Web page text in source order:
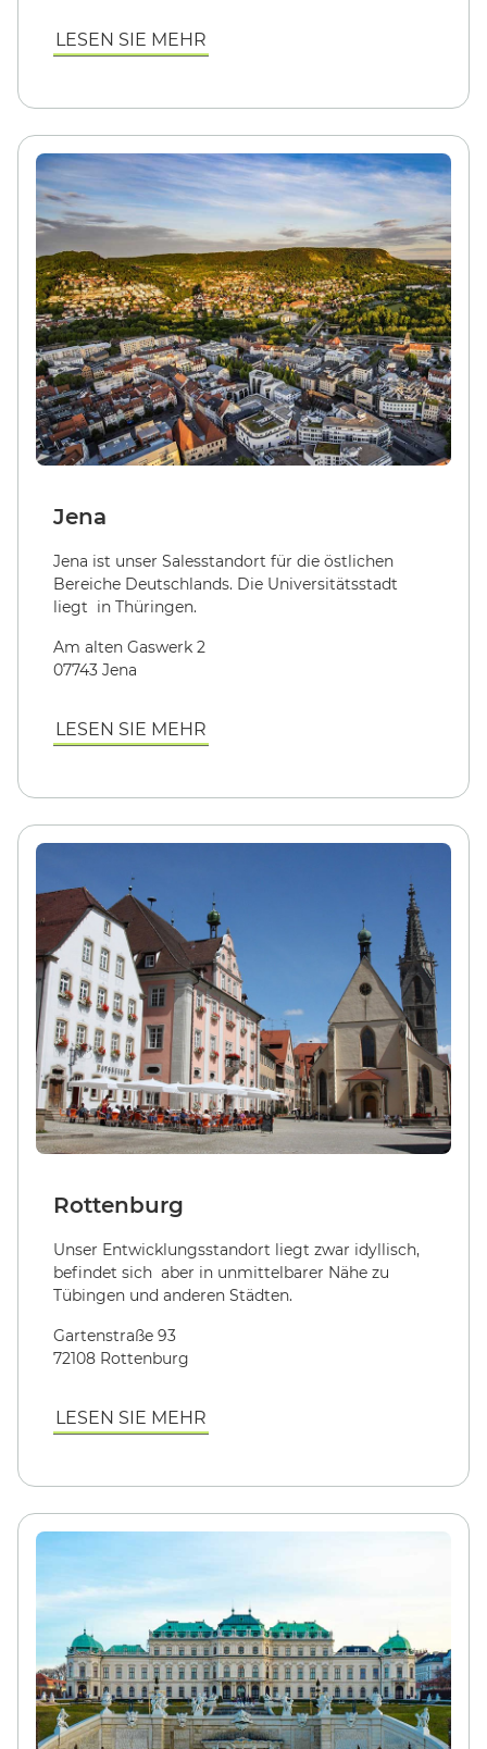
LESEN SIE MEHR
Jena
Jena ist unser Salesstandort für die östlichen
Bereiche Deutschlands. Die Universitätsstadt
liegt in Thüringen.
Am alten Gaswerk 2
07743 Jena
LESEN SIE MEHR
Rottenburg
Unser Entwicklungsstandort liegt zwar idyllisch,
befindet sich aber in unmittelbarer Nähe zu
Tübingen und anderen Städten.
Gartenstraße 93
72108 Rottenburg
LESEN SIE MEHR